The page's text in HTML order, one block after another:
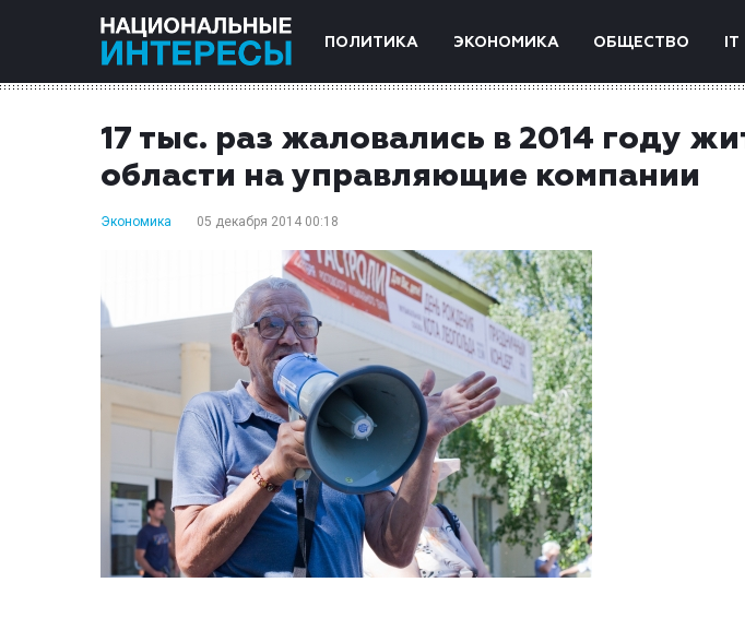
ПОЛИТИКА ЭКОНОМИКА ОБЩЕСТВО IT
17 тыс. раз жаловались в 2014 году
области на управляющие компании
Экономика 05 декабря 2014 00:18